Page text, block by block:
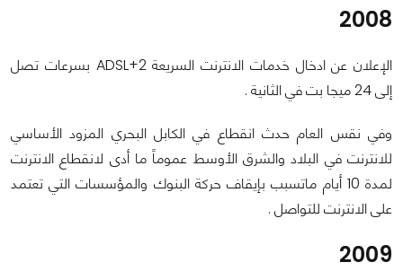
2008
الإعلان عن ادخال خدمات الانترنت السريعة ADSL+2 بسرعات تصل
إلى 24 ميجا بت في الثانية .
وفي نقس العام حدث انقطاع في الكابل البحري المزود الأساسي
للانترنت في البلاد والشرق الأوسط عموماً ما أدى لانقطاع الانترنت
لمدة 10 أيام ماتسبب بإيقاف حركة البنوك والمؤسسات التي تعتمد
على الانترنت للتواصل .
2009